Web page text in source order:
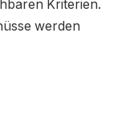
Kriterien.
werden